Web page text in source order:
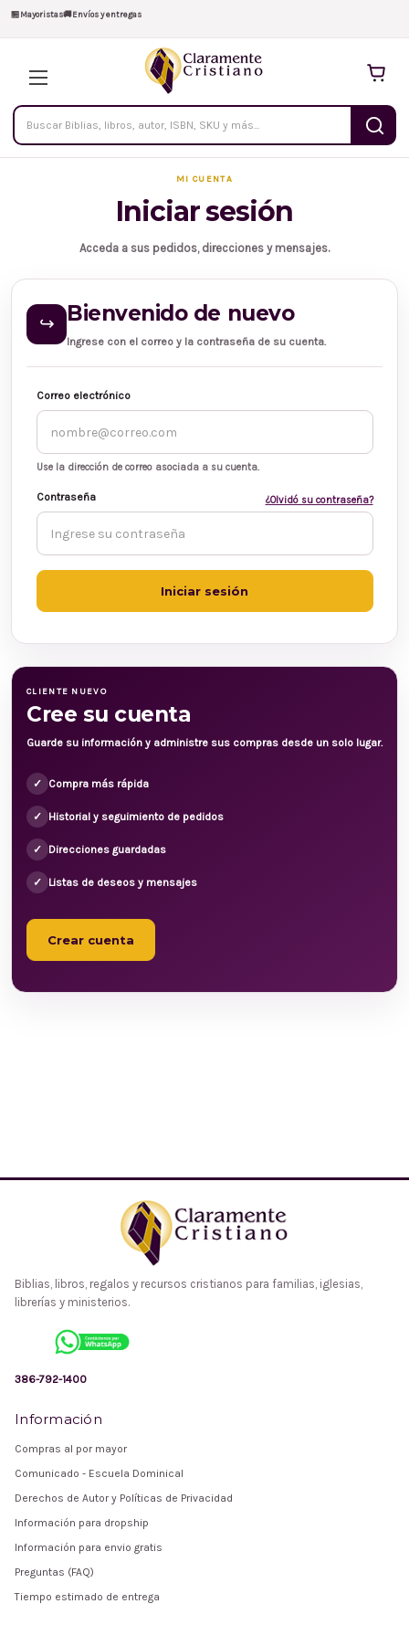
🏪Mayoristas🚚Envíos y entregas
Buscar
productos
MI CUENTA
Iniciar sesión
Acceda a sus pedidos, direcciones y mensajes.
↪ Bienvenido de nuevo
Ingrese con el correo y la contraseña de su cuenta.
Correo electrónico
Use la dirección de correo asociada a su cuenta.
Contraseña ¿Olvidó su contraseña?
CLIENTE NUEVO
Cree su cuenta
Guarde su información y administre sus compras desde un solo lugar.
✓ Compra más rápida
✓ Historial y seguimiento de pedidos
✓ Direcciones guardadas
✓ Listas de deseos y mensajes
Crear cuenta
Biblias, libros, regalos y recursos cristianos para familias, iglesias,
librerías y ministerios.
386-792-1400
Información
Compras al por mayor
Comunicado - Escuela Dominical
Derechos de Autor y Políticas de Privacidad
Información para dropship
Información para envio gratis
Preguntas (FAQ)
Tiempo estimado de entrega